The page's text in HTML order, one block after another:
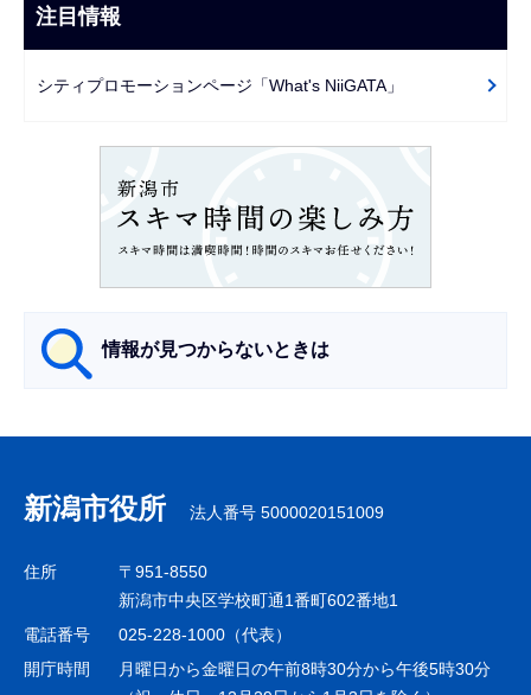
ま
で
ビ
ー
注目情報
シティプロモーションページ「What's NiiGATA」
情報が見つからないときは
ナ
ビ
ゲ
シ
ョ
新潟市役所 法人番号 5000020151009
住所
〒951-8550
新潟市中央区学校町通1番町602番地1
電話番号
025-228-1000（代表）
開庁時間
月曜日から金曜日の午前8時30分から午後5時30分